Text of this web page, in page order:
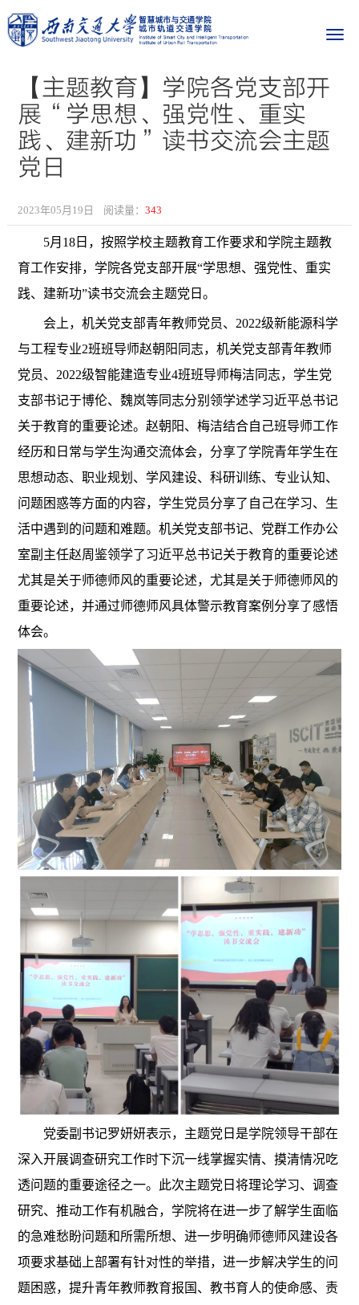
【主题教育】学院各党支部开
展“学思想、强党性、重实
践、建新功”读书交流会主题
党日
2023年05月19日 阅读量： 343
5月18日，按照学校主题教育工作要求和学院主题教
育工作安排，学院各党支部开展“学思想、强党性、 重实
践、建新功”读书交流会主题党日。
会上，机关党支部青年教师党员、2022级新能源科学
与工程专业2班班导师赵朝阳同志，机关党支部青年教师
党员、2022级智能建造专业4班班导师梅洁同志，学生党
支部书记于博伦、魏岚等同志分别领学述学习近平总书记
关于教育的重要论述。赵朝阳、梅洁结合自己班导师工作
经历和日常与学生沟通交流体会，分享了学院青年学生在
思想动态、职业规划、学风建设、科研训练、专业认知、
问题困惑等方面的内容，学生党员分享了自己在学习、生
活中遇到的问题和难题。机关党支部书记、党群工作办公
室副主任赵周鉴领学了习近平总书记关于教育的重要论述
尤其是关于师德师风的重要论述，尤其是关于师德师风的
重要论述，并通过师德师风具体警示教育案例分享了感悟
体会。
党委副书记罗妍妍表示，主题党日是学院领导干部在
深入开展调查研究工作时下沉一线掌握实情、摸清情况吃
透问题的重要途径之一。此次主题党日将理论学习、调查
研究、推动工作有机融合，学院将在进一步了解学生面临
的急难愁盼问题和所需所想、进一步明确师德师风建设各
项要求基础上部署有针对性的举措，进一步解决学生的问
题困惑，提升青年教师教育报国、教书育人的使命感、责